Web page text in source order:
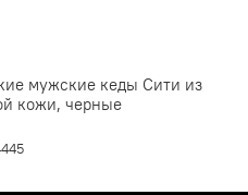
мужские кеды Сити из
кожи, черные
45